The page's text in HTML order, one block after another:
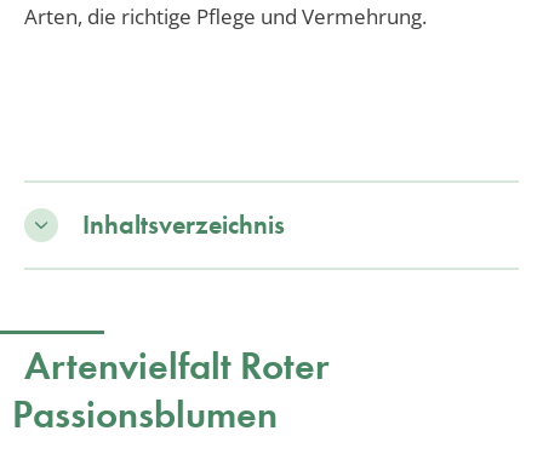
Arten, die richtige Pflege und Vermehrung.
Inhaltsverzeichnis
Artenvielfalt Roter
Passionsblumen